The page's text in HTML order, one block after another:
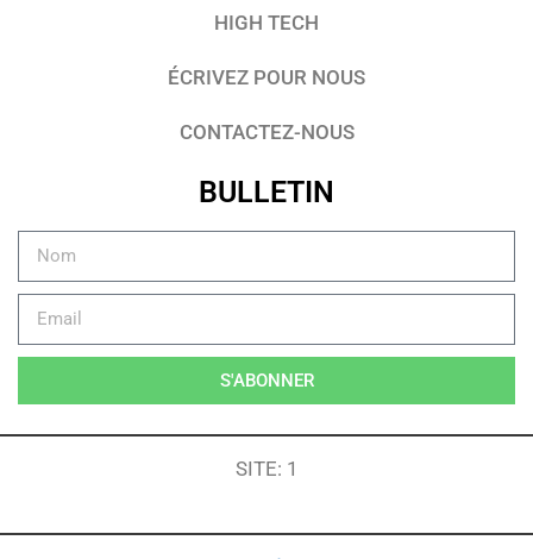
HIGH TECH
ÉCRIVEZ POUR NOUS
CONTACTEZ-NOUS
BULLETIN
S'ABONNER
SITE: 1